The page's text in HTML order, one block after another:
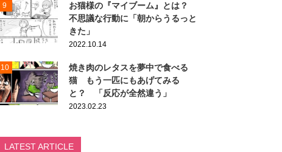
9
お猫様の『マイブーム』とは？
不思議な行動に「朝からうるっと
きた」
2022.10.14
10
焼き肉のレタスを夢中で食べる
猫 もう一匹にもあげてみる
と？ 「反応が全然違う」
2023.02.23
LATEST ARTICLE